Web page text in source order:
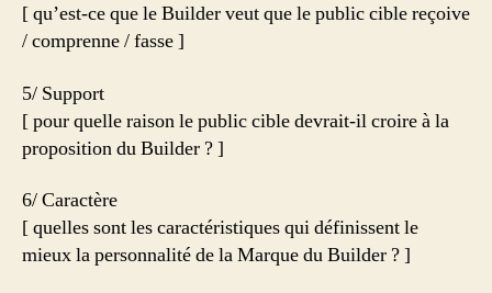
[ qu’est-ce que le Builder veut que le public cible reçoive
/ comprenne / fasse ]
5/ Support
[ pour quelle raison le public cible devrait-il croire à la
proposition du Builder ? ]
6/ Caractère
[ quelles sont les caractéristiques qui définissent le
mieux la personnalité de la Marque du Builder ? ]